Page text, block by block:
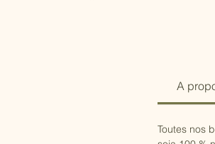
A
Toutes nos